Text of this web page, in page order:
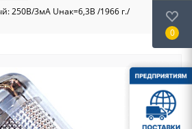
250В/3мА Uнак=6,3В /1966 г./
0